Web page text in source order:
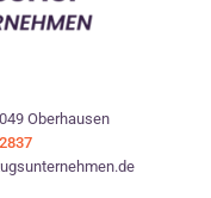
Oberhausen